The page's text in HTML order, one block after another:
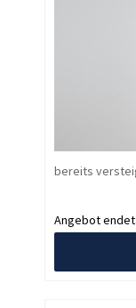
bereits
Angebot endet: